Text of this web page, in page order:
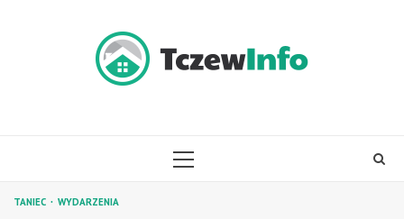
PRIMARY
TANIEC WYDARZENIA